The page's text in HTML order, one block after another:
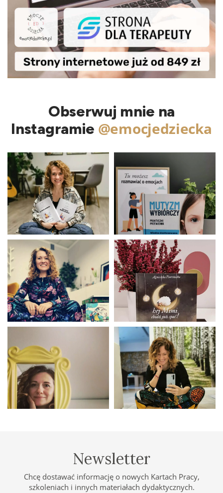
Obserwuj mnie na
Instagramie @emocjedziecka
Newsletter
Chcę dostawać informację o nowych Kartach Pracy,
szkoleniach i innych materiałach dydaktycznych.